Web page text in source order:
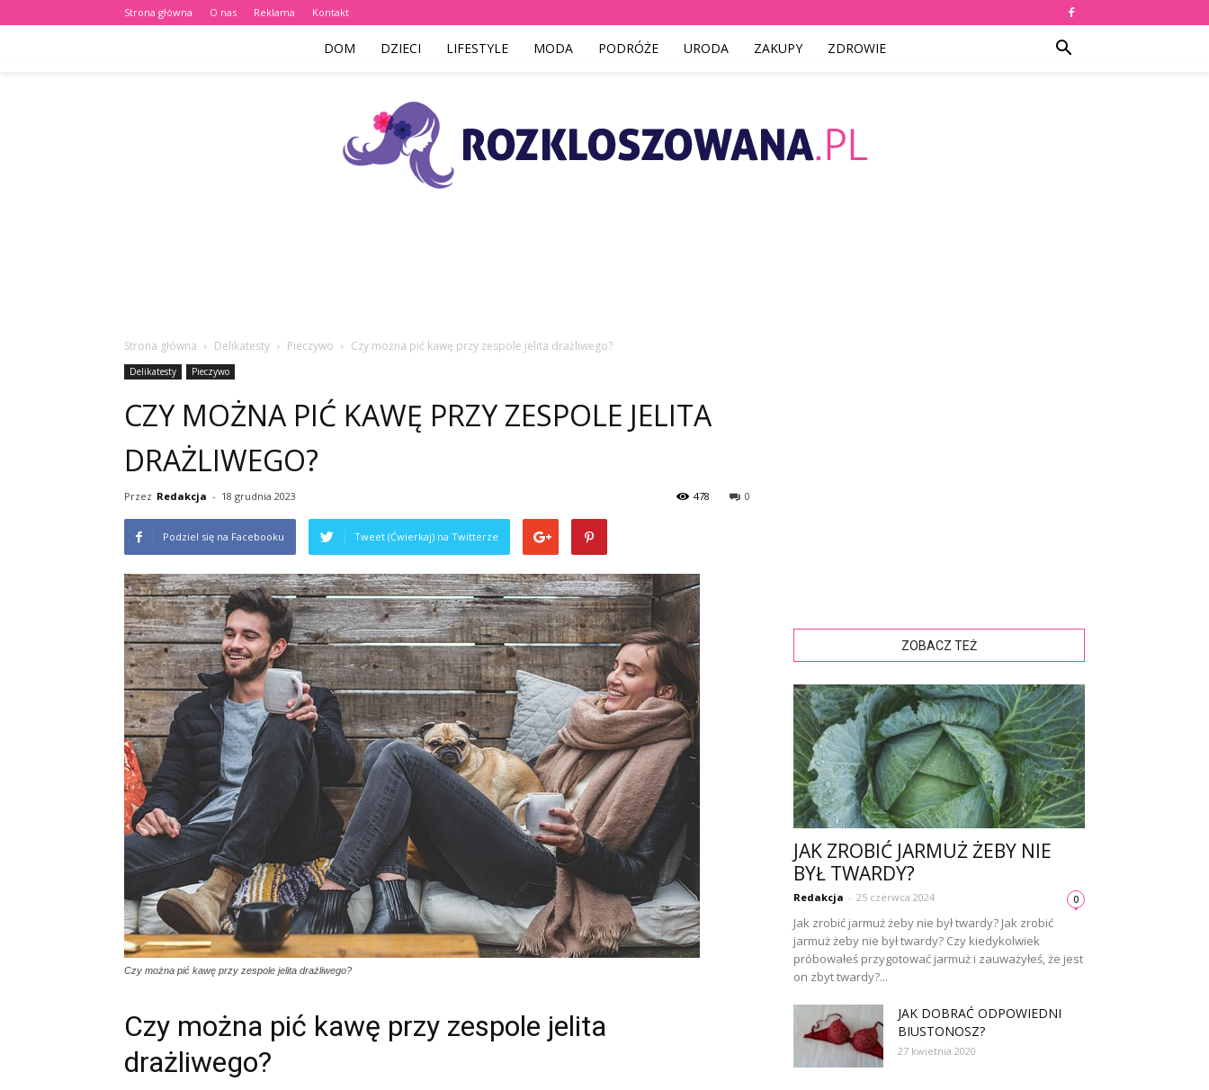
Strona główna O nas Reklama Kontakt
DOM DZIECI LIFESTYLE MODA PODRÓŻE URODA ZAKUPY ZDROWIE
Strona główna Delikatesty Pieczywo Czy można pić kawę przy zespole jelita drażliwego?
Delikatesty Pieczywo
CZY MOŻNA PIĆ KAWĘ PRZY ZESPOLE JELITA
DRAŻLIWEGO?
Przez Redakcja - 18 grudnia 2023 0
478
Podziel się na Facebooku Tweet (Ćwierkaj) na Twitterze
Czy można pić kawę przy zespole jelita drażliwego?
Czy można pić kawę przy zespole jelita
drażliwego?
ZOBACZ TEŻ
JAK ZROBIĆ JARMUŻ ŻEBY NIE
BYŁ TWARDY?
Redakcja - 25 czerwca 2024 0
Jak zrobić jarmuż żeby nie był twardy? Jak zrobić
jarmuż żeby nie był twardy? Czy kiedykolwiek
próbowałeś przygotować jarmuż i zauważyłeś, że jest
on zbyt twardy?...
JAK DOBRAĆ ODPOWIEDNI
BIUSTONOSZ?
27 kwietnia 2020